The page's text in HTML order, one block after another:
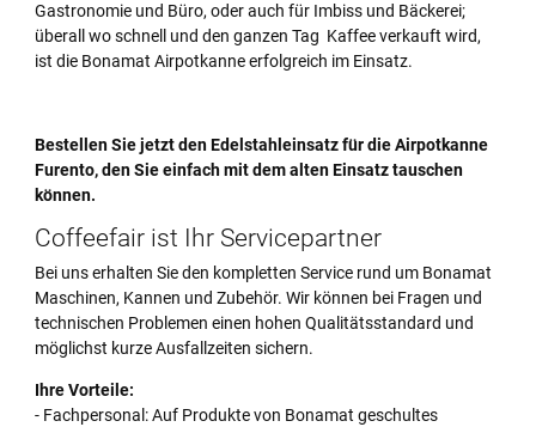
Gastronomie und Büro, oder auch für Imbiss und Bäckerei;
überall wo schnell und den ganzen Tag Kaffee verkauft wird,
ist die Bonamat Airpotkanne erfolgreich im Einsatz.
Bestellen Sie jetzt den Edelstahleinsatz für die Airpotkanne
Furento, den Sie einfach mit dem alten Einsatz tauschen
können.
Coffeefair ist Ihr Servicepartner
Bei uns erhalten Sie den kompletten Service rund um Bonamat
Maschinen, Kannen und Zubehör. Wir können bei Fragen und
technischen Problemen einen hohen Qualitätsstandard und
möglichst kurze Ausfallzeiten sichern.
Ihre Vorteile:
- Fachpersonal: Auf Produkte von Bonamat geschultes